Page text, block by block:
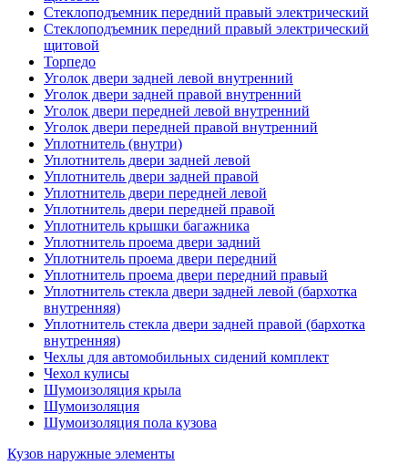
Стеклоподъемник передний правый электрический
Стеклоподъемник передний правый электрический
щитовой
Торпедо
Уголок двери задней левой внутренний
Уголок двери задней правой внутренний
Уголок двери передней левой внутренний
Уголок двери передней правой внутренний
Уплотнитель (внутри)
Уплотнитель двери задней левой
Уплотнитель двери задней правой
Уплотнитель двери передней левой
Уплотнитель двери передней правой
Уплотнитель крышки багажника
Уплотнитель проема двери задний
Уплотнитель проема двери передний
Уплотнитель проема двери передний правый
Уплотнитель стекла двери задней левой (бархотка
внутренняя)
Уплотнитель стекла двери задней правой (бархотка
внутренняя)
Чехлы для автомобильных сидений комплект
Чехол кулисы
Шумоизоляция крыла
Шумоизоляция
Шумоизоляция пола кузова
Кузов наружные элементы